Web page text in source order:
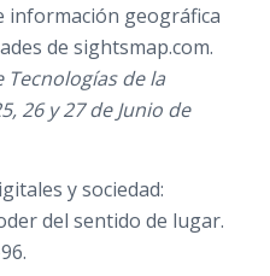
información geográfica
de sightsmap.com.
Tecnologías de la
26 y 27 de Junio de
y sociedad:
del sentido de lugar.